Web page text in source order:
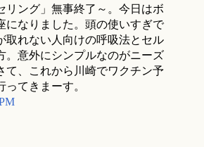
リング」無事終了～。今日はボ
になりました。頭の使いすぎで
取れない人向けの呼吸法とセル
。意外にシンプルなのがニーズ
て、これから川崎でワクチン予
ってきまーす。